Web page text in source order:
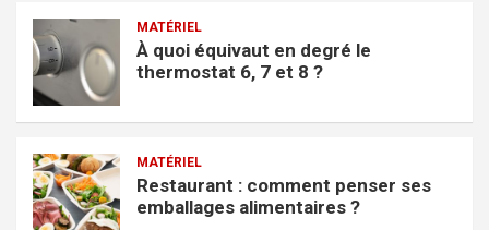
MATÉRIEL
À quoi équivaut en degré le
thermostat 6, 7 et 8 ?
MATÉRIEL
Restaurant : comment penser ses
emballages alimentaires ?